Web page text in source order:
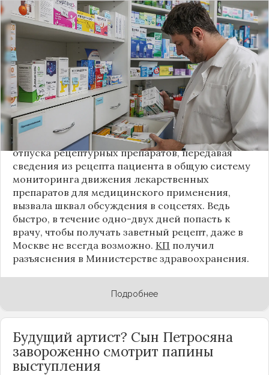
В отличие от многих стран вРоссии
антибиотики, а также препараты от давления и
от повышенной кислотности желудка и другие
лекарства свободно продаются без рецептов.
Формально эти препараты и у нас должны
продаваться строго по рецепту врача, но в
реальной жизни эти предписания не
соблюдается, хотя последствия такого
самолечения иногда бывают плачевными.
Новость о том, что Минздрав с 1 сентября
ужесточит контроль за соблюдением правил
отпуска рецептурных препаратов, передавая
сведения из рецепта пациента в общую систему
мониторинга движения лекарственных
препаратов для медицинского применения,
вызвала шквал обсуждения в соцсетях. Ведь
быстро, в течение одно-двух дней попасть к
врачу, чтобы получать заветный рецепт, даже в
Москве не всегда возможно. КП получил
разъяснения в Министерстве здравоохранения.
Подробнее
Будущий артист? Сын Петросяна
завороженно смотрит папины
выступления